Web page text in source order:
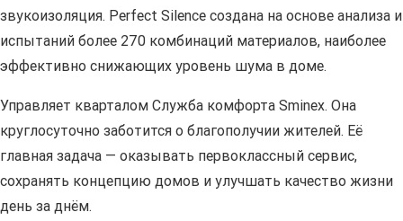
звукоизоляция. Perfect Silence создана на основе анализа и
испытаний более 270 комбинаций материалов, наиболее
эффективно снижающих уровень шума в доме.
Управляет кварталом Служба комфорта Smineх. Она
круглосуточно заботится о благополучии жителей. Её
главная задача — оказывать первоклассный сервис,
сохранять концепцию домов и улучшать качество жизни
день за днём.